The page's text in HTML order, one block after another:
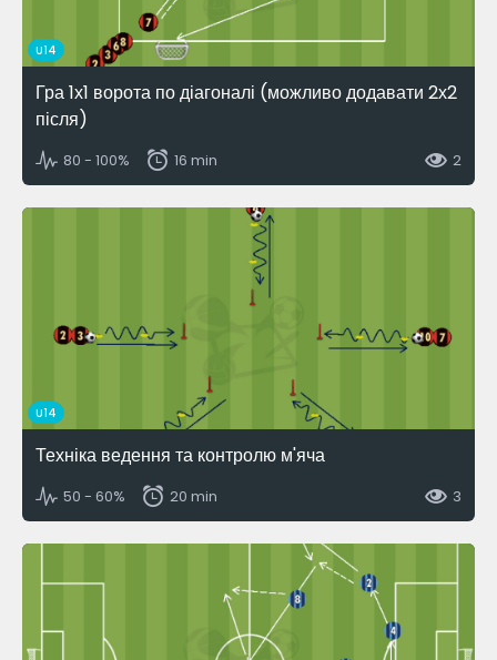
U14
Гра 1х1 ворота по діагоналі (можливо додавати 2х2
після)
80 - 100% 16 min 2
U14
Техніка ведення та контролю м'яча
50 - 60% 20 min 3